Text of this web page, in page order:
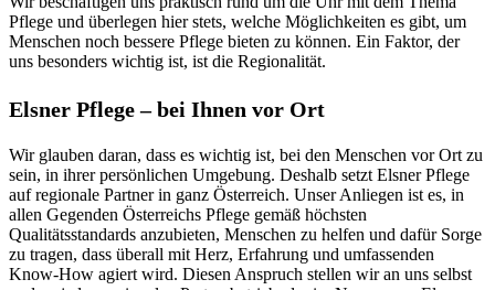
Pflege und überlegen hier stets, welche Möglichkeiten es gibt, um
Menschen noch bessere Pflege bieten zu können. Ein Faktor, der
uns besonders wichtig ist, ist die Regionalität.
Elsner Pflege – bei Ihnen vor Ort
Wir glauben daran, dass es wichtig ist, bei den Menschen vor Ort zu
sein, in ihrer persönlichen Umgebung. Deshalb setzt Elsner Pflege
auf regionale Partner in ganz Österreich. Unser Anliegen ist es, in
allen Gegenden Österreichs Pflege gemäß höchsten
Qualitätsstandards anzubieten, Menschen zu helfen und dafür Sorge
zu tragen, dass überall mit Herz, Erfahrung und umfassenden
Know-How agiert wird. Diesen Anspruch stellen wir an uns selbst